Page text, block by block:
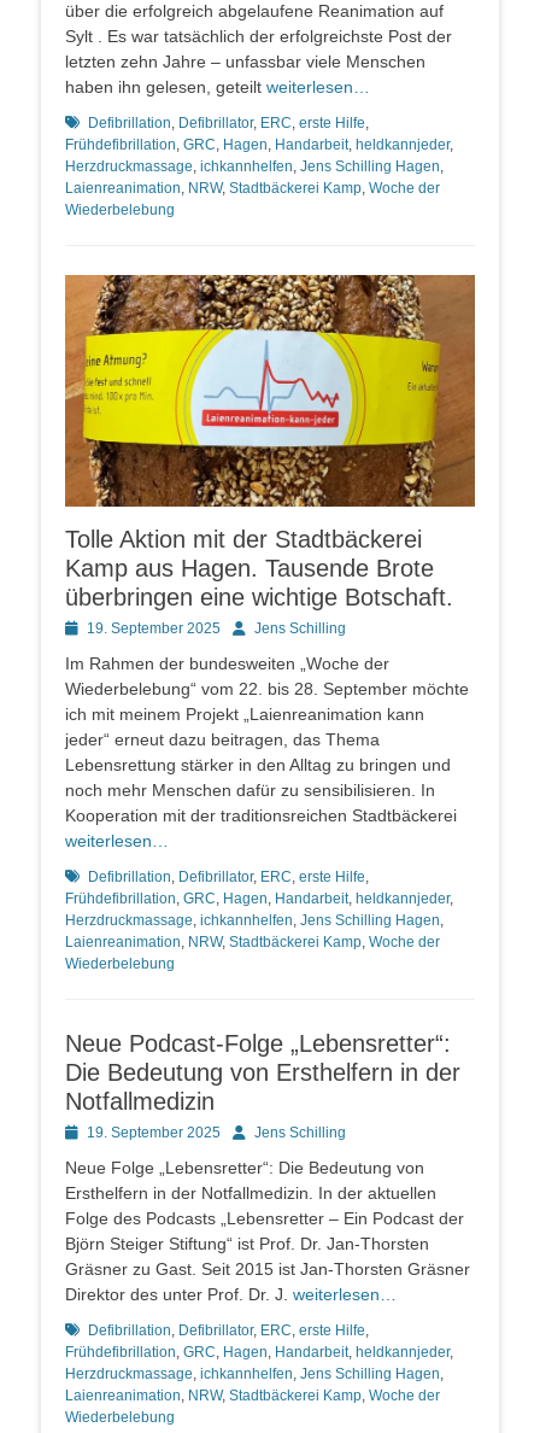
über die erfolgreich abgelaufene Reanimation auf
Sylt . Es war tatsächlich der erfolgreichste Post der
letzten zehn Jahre – unfassbar viele Menschen
haben ihn gelesen, geteilt weiterlesen…
Schlagworte
Defibrillation, Defibrillator, ERC, erste Hilfe,
Frühdefibrillation, GRC, Hagen, Handarbeit, heldkannjeder,
Herzdruckmassage, ichkannhelfen, Jens Schilling Hagen,
Laienreanimation, NRW, Stadtbäckerei Kamp, Woche der
Wiederbelebung
Tolle Aktion mit der Stadtbäckerei
Kamp aus Hagen. Tausende Brote
überbringen eine wichtige Botschaft.
Posted19. September 2025 AutorJens Schilling
Im Rahmen der bundesweiten „Woche der
Wiederbelebung“ vom 22. bis 28. September möchte
ich mit meinem Projekt „Laienreanimation kann
jeder“ erneut dazu beitragen, das Thema
Lebensrettung stärker in den Alltag zu bringen und
noch mehr Menschen dafür zu sensibilisieren. In
Kooperation mit der traditionsreichen Stadtbäckerei
weiterlesen…
Schlagworte
Defibrillation, Defibrillator, ERC, erste Hilfe,
Frühdefibrillation, GRC, Hagen, Handarbeit, heldkannjeder,
Herzdruckmassage, ichkannhelfen, Jens Schilling Hagen,
Laienreanimation, NRW, Stadtbäckerei Kamp, Woche der
Wiederbelebung
Neue Podcast-Folge „Lebensretter“:
Die Bedeutung von Ersthelfern in der
Notfallmedizin
Posted19. September 2025 AutorJens Schilling
Neue Folge „Lebensretter“: Die Bedeutung von
Ersthelfern in der Notfallmedizin. In der aktuellen
Folge des Podcasts „Lebensretter – Ein Podcast der
Björn Steiger Stiftung“ ist Prof. Dr. Jan-Thorsten
Gräsner zu Gast. Seit 2015 ist Jan-Thorsten Gräsner
Direktor des unter Prof. Dr. J. weiterlesen…
Schlagworte
Defibrillation, Defibrillator, ERC, erste Hilfe,
Frühdefibrillation, GRC, Hagen, Handarbeit, heldkannjeder,
Herzdruckmassage, ichkannhelfen, Jens Schilling Hagen,
Laienreanimation, NRW, Stadtbäckerei Kamp, Woche der
Wiederbelebung